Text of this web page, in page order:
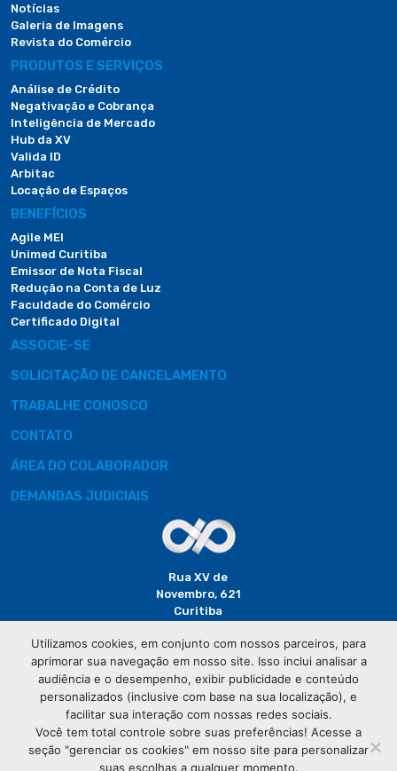
Notícias
Galeria de Imagens
Revista do Comércio
PRODUTOS E SERVIÇOS
Análise de Crédito
Negativação e Cobrança
Inteligência de Mercado
Hub da XV
Valida ID
Arbitac
Locação de Espaços
BENEFÍCIOS
Agile MEI
Unimed Curitiba
Emissor de Nota Fiscal
Redução na Conta de Luz
Faculdade do Comércio
Certificado Digital
ASSOCIE-SE
SOLICITAÇÃO DE CANCELAMENTO
TRABALHE CONOSCO
CONTATO
ÁREA DO COLABORADOR
DEMANDAS JUDICIAIS
Rua XV de
Novembro, 621
Curitiba
(41) 3320-
2929
Utilizamos cookies, em conjunto com nossos parceiros, para
aprimorar sua navegação em nosso site. Isso inclui analisar a
audiência e o desempenho, exibir publicidade e conteúdo
personalizados (inclusive com base na sua localização), e
facilitar sua interação com nossas redes sociais.
Você tem total controle sobre suas preferências! Acesse a
seção "gerenciar os cookies" em nosso site para personalizar
suas escolhas a qualquer momento.